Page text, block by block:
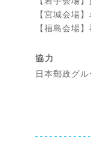
【宮城会場
【福島会場
協力
日本郵政グ